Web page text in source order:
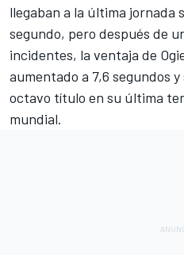
llegaban a la última jornada
segundo, pero después de
incidentes, la ventaja de
aumentado a 7,6 segundos
octavo título en su última
mundial.